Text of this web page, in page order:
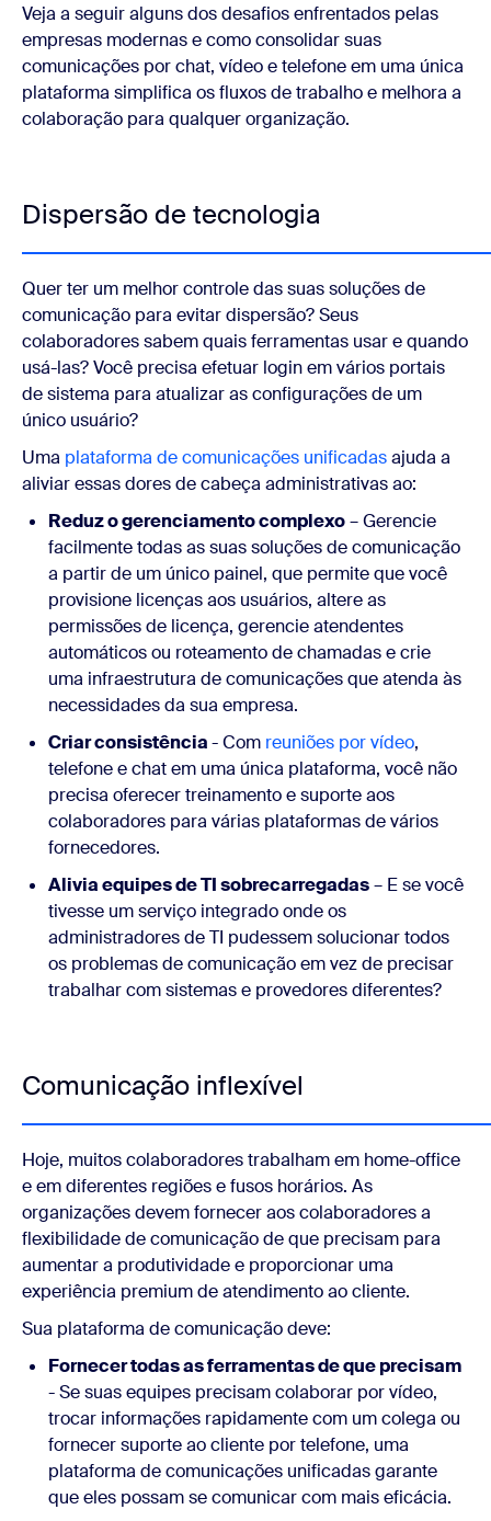
Veja a seguir alguns dos desafios enfrentados pelas
empresas modernas e como consolidar suas
comunicações por chat, vídeo e telefone em uma única
plataforma simplifica os fluxos de trabalho e melhora a
colaboração para qualquer organização.
Dispersão de tecnologia
Quer ter um melhor controle das suas soluções de
comunicação para evitar dispersão? Seus
colaboradores sabem quais ferramentas usar e quando
usá-las? Você precisa efetuar login em vários portais
de sistema para atualizar as configurações de um
único usuário?
Uma plataforma de comunicações unificadasajuda a
aliviar essas dores de cabeça administrativas ao:
Reduz o gerenciamento complexo– Gerencie
facilmente todas as suas soluções de comunicação
a partir de um único painel, que permite que você
provisione licenças aos usuários, altere as
permissões de licença, gerencie atendentes
automáticos ou roteamento de chamadas e crie
uma infraestrutura de comunicações que atenda às
necessidades da sua empresa.
Criar consistência- Com reuniões por vídeo,
telefone e chat em uma única plataforma, você não
precisa oferecer treinamento e suporte aos
colaboradores para várias plataformas de vários
fornecedores.
Alivia equipes de TI sobrecarregadas– E se você
tivesse um serviço integrado onde os
administradores de TI pudessem solucionar todos
os problemas de comunicação em vez de precisar
trabalhar com sistemas e provedores diferentes?
Comunicação inflexível
Hoje, muitos colaboradores trabalham em home-office
e em diferentes regiões e fusos horários. As
organizações devem fornecer aos colaboradores a
flexibilidade de comunicação de que precisam para
aumentar a produtividade e proporcionar uma
experiência premium de atendimento ao cliente.
Sua plataforma de comunicação deve:
Fornecer todas as ferramentas de que precisam
- Se suas equipes precisam colaborar por vídeo,
trocar informações rapidamente com um colega ou
fornecer suporte ao cliente por telefone, uma
plataforma de comunicações unificadas garante
que eles possam se comunicar com mais eficácia.